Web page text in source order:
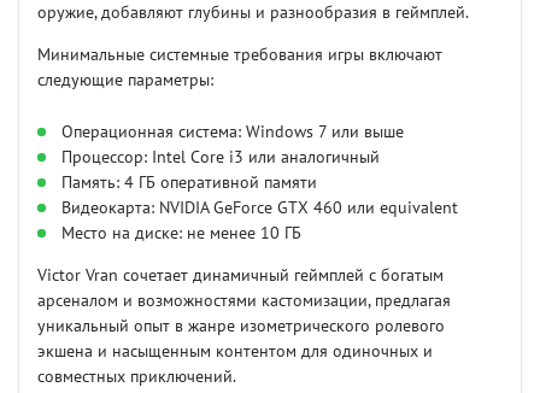
оружие, добавляют глубины и разнообразия в геймплей.
Минимальные системные требования игры включают
следующие параметры:
Операционная система: Windows 7 или выше
Процессор: Intel Core i3 или аналогичный
Память: 4 ГБ оперативной памяти
Видеокарта: NVIDIA GeForce GTX 460 или equivalent
Место на диске: не менее 10 ГБ
Victor Vran сочетает динамичный геймплей с богатым
арсеналом и возможностями кастомизации, предлагая
уникальный опыт в жанре изометрического ролевого
экшена и насыщенным контентом для одиночных и
совместных приключений.